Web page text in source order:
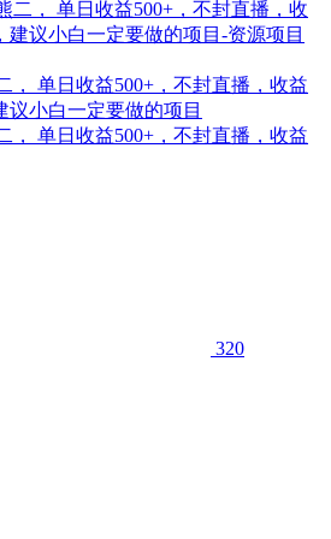
， 单日收益500+，不封直播，收益
小白一定要做的项目
， 单日收益500+，不封直播，收益
320